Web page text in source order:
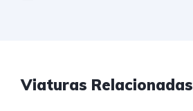
Viaturas Relacionadas